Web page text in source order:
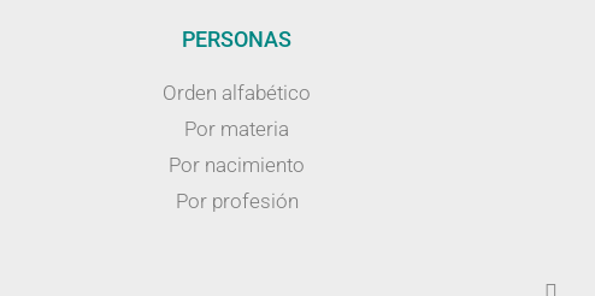
PERSONAS
Orden alfabético
Por materia
Por nacimiento
Por profesión